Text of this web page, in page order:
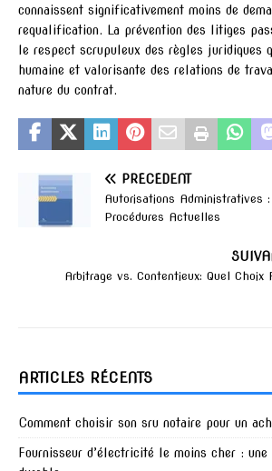
connaissent significativement moins de
requalification. La prévention des litiges
le respect scrupuleux des règles juridiques
humaine et valorisante des relations de
nature du contrat.
PRÉCÉDENT
Autorisations Administratives
Procédures Actuelles
Arbitrage vs. Contentieux: Quel Choix
ARTICLES RÉCENTS
Comment choisir son sru notaire pour un
Fournisseur d’électricité le moins cher :